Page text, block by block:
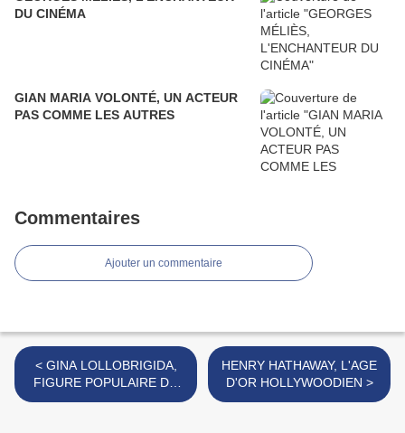
DU CINÉMA
GIAN MARIA VOLONTÉ, UN ACTEUR
PAS COMME LES AUTRES
Commentaires
Ajouter un commentaire
< GINA LOLLOBRIGIDA,
FIGURE POPULAIRE DU
CINÉMA ITALIEN
HENRY HATHAWAY, L'AGE
D'OR HOLLYWOODIEN >